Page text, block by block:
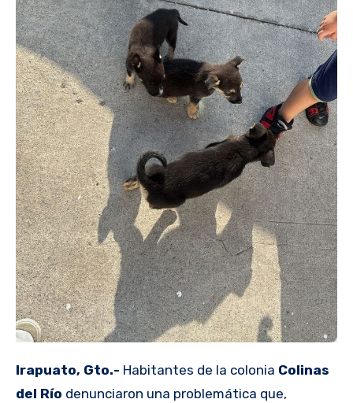
Irapuato, Gto.- Habitantes de la colonia Colinas
del Río denunciaron una problemática que,